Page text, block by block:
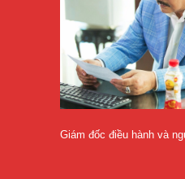
Giám đốc điều hành và